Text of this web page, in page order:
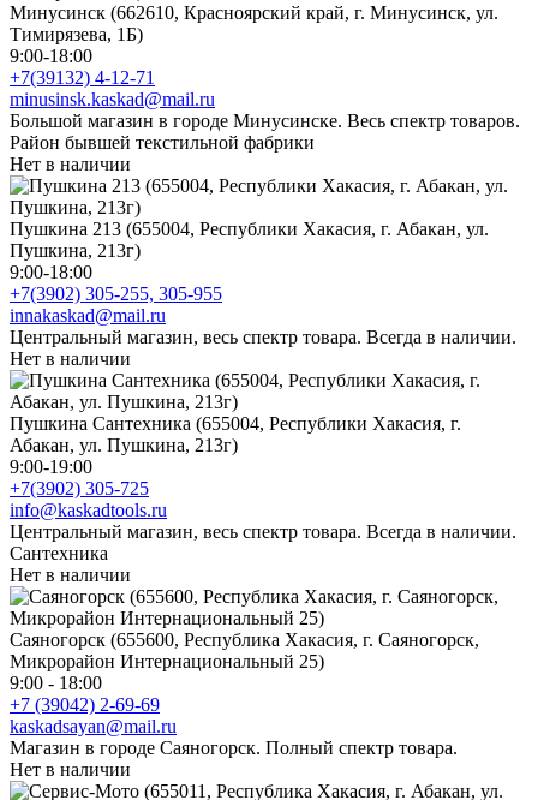
Минусинск (662610, Красноярский край, г. Минусинск, ул.
Тимирязева, 1Б)
9:00-18:00
+7(39132) 4-12-71
minusinsk.kaskad@mail.ru
Большой магазин в городе Минусинске. Весь спектр товаров.
Район бывшей текстильной фабрики
Нет в наличии
Пушкина 213 (655004, Республики Хакасия, г. Абакан, ул.
Пушкина, 213г)
9:00-18:00
+7(3902) 305-255, 305-955
innakaskad@mail.ru
Центральный магазин, весь спектр товара. Всегда в наличии.
Нет в наличии
Пушкина Сантехника (655004, Республики Хакасия, г.
Абакан, ул. Пушкина, 213г)
9:00-19:00
+7(3902) 305-725
info@kaskadtools.ru
Центральный магазин, весь спектр товара. Всегда в наличии.
Сантехника
Нет в наличии
Саяногорск (655600, Республика Хакасия, г. Саяногорск,
Микрорайон Интернациональный 25)
9:00 - 18:00
+7 (39042) 2-69-69
kaskadsayan@mail.ru
Магазин в городе Саяногорск. Полный спектр товара.
Нет в наличии